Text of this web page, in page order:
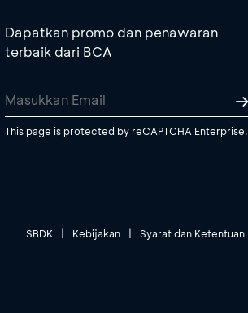
Dapatkan promo dan penawaran
terbaik dari BCA
This page is protected by reCAPTCHA Enterprise.
SBDK | Kebijakan | Syarat dan Ketentuan